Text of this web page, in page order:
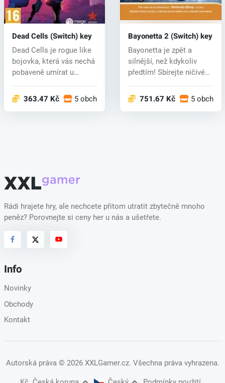
Dead Cells (Switch) key
Dead Cells je rogue like
bojovka, která vás nechá
pobaveně umírat u
363.47 Kč 5 obchodech
Bayonetta 2 (Switch) key
Bayonetta je zpět a
silnější, než kdykoliv
předtím! Sbírejte ničivé
751.67 Kč 5
Rádi hrajete hry, ale nechcete přitom utratit zbytečně mnoho
peněz? Porovnejte si ceny her u nás a ušetřete.
Info
Novinky
Obchody
Kontakt
Autorská práva © 2026 XXLGamer.cz. Všechna práva vyhrazena.